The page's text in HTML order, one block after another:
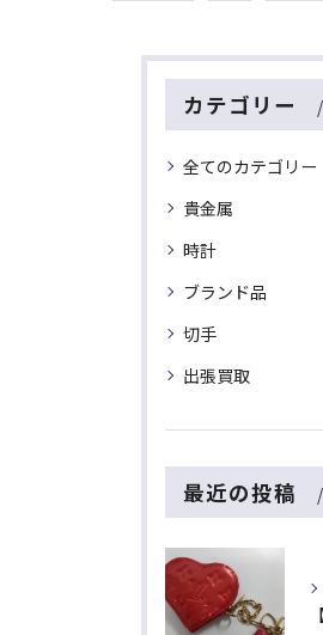
カテゴリー
全てのカテゴリー
貴金属
時計
ブランド品
切手
出張買取
最近の投稿